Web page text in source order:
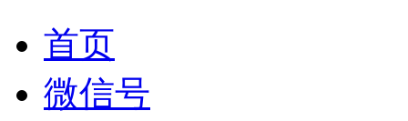
首页
微信号